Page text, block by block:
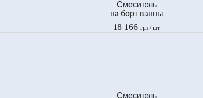
Смеситель
на борт ванны
Fima
LAMP
18 166 грн/ шт.
Смеситель